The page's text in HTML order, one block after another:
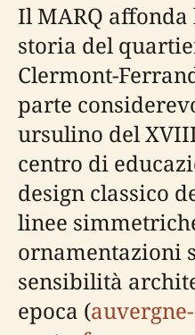
Il MARQ
storia del
Clermont-
parte
ursulino del
centro di
design classico
linee
ornamentazioni
sensibilità
epoca (auvergne-